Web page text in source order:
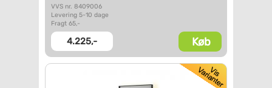
VVS nr. 8409006
Levering 5-10 dage
Fragt 65,-
4.225,- Køb